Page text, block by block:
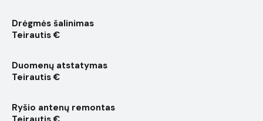
Drėgmės šalinimas
Teirautis €
Duomenų atstatymas
Teirautis €
Ryšio antenų remontas